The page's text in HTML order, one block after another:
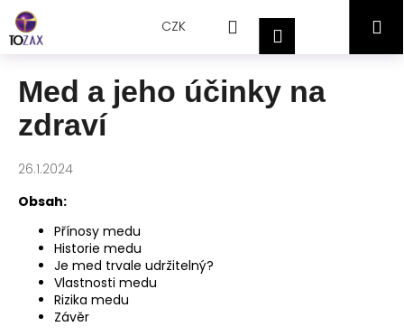
Přejít
obsah
CZK HledatPřihlášeníNákupní
košík
Med a jeho účinky na
zdraví
26.1.2024
Obsah:
Přínosy medu
Historie medu
Je med trvale udržitelný?
Vlastnosti medu
Rizika medu
Závěr
o
C
o
o
t